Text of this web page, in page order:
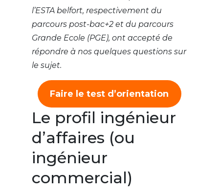
l’ESTA belfort, respectivement du
parcours post-bac+2 et du parcours
Grande Ecole (PGE), ont accepté de
répondre à nos quelques questions sur
le sujet.
Faire le test d’orientation
Le profil ingénieur
d’affaires (ou
ingénieur
commercial)